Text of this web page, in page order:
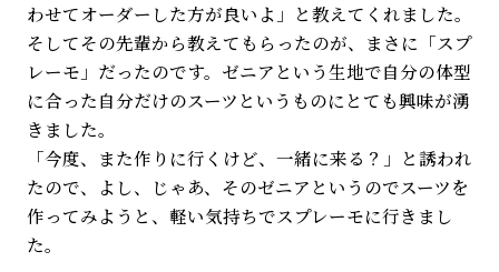
わせてオーダーした方が良いよ」と教えてくれました。
そしてその先輩から教えてもらったのが、まさに「スプ
レーモ」だったのです。ゼニアという生地で自分の体型
に合った自分だけのスーツというものにとても興味が湧
きました。
「今度、また作りに行くけど、一緒に来る？」と誘われ
たので、よし、じゃあ、そのゼニアというのでスーツを
作ってみようと、軽い気持ちでスプレーモに行きまし
た。